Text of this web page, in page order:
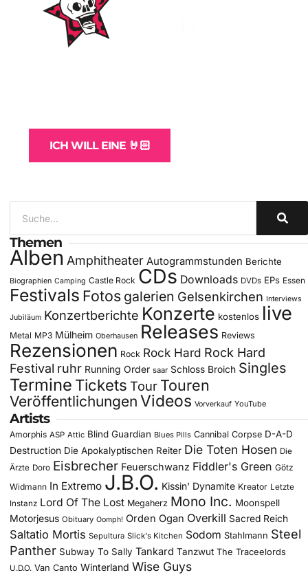
ICH WILL EINE 🤘🏻
Themen
Alben Amphitheater Autogrammstunden Berichte
Biographien Camping Castle Rock CDs Downloads DVDs EPs Essen
Festivals Fotos galerien Gelsenkirchen Interviews
Jubiläum Konzertberichte Konzerte kostenlos live
Metal MP3 Mülheim Oberhausen Releases Reviews
Rezensionen Rock Rock Hard Rock Hard
Festival ruhr Running Order saar Schloss Broich Singles
Termine Tickets Tour Touren
Veröffentlichungen Videos Vorverkauf YouTube
Artists
Amorphis ASP Attic Blind Guardian Blues Pills Cannibal Corpse D-A-D
Destruction Die Apokalyptischen Reiter Die Toten Hosen Die
Ärzte Doro Eisbrecher Feuerschwanz Fiddler's Green Götz
Widmann In Extremo J.B.O. Kissin' Dynamite Kreator Letzte
Instanz Lord Of The Lost Megaherz Mono Inc. Moonspell
Motorjesus Obituary Oomph! Orden Ogan Overkill Sacred Reich
Saltatio Mortis Sepultura Slick's Kitchen Sodom Stahlmann Steel
Panther Subway To Sally Tankard Tanzwut The Traceelords
U.D.O. Van Canto Winterland Wise Guys